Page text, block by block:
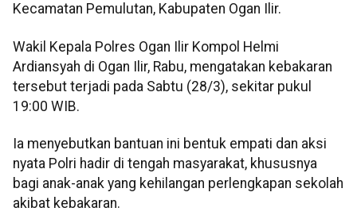
Kecamatan Pemulutan, Kabupaten Ogan Ilir.
Wakil Kepala Polres Ogan Ilir Kompol Helmi
Ardiansyah di Ogan Ilir, Rabu, mengatakan kebakaran
tersebut terjadi pada Sabtu (28/3), sekitar pukul
19:00 WIB.
Ia menyebutkan bantuan ini bentuk empati dan aksi
nyata Polri hadir di tengah masyarakat, khususnya
bagi anak-anak yang kehilangan perlengkapan sekolah
akibat kebakaran.